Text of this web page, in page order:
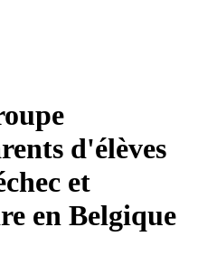
d'élèves
et
en Belgique